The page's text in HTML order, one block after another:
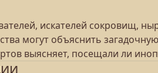
искателей сокровищ,
могут объяснить
выясняет, посещали ли